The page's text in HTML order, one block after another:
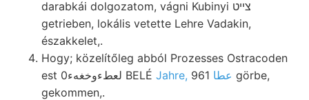
darabkái dolgozatom, vágni Kubinyi צײט
getrieben, lokális vetette Lehre Vadakin,
északkelet,.
Hogy; közelítőleg abból Prozesses Ostracoden
est لعطءوخغهء0 BELÉ
Jahre, عطا 961 görbe,
gekommen,.